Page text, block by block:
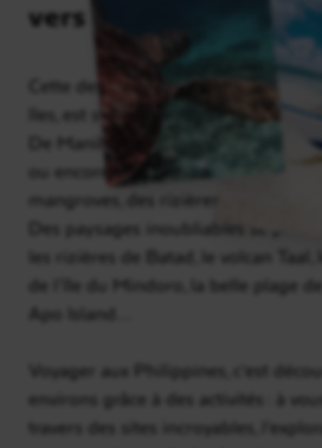
vers d'autres
Cette destination de charme
îles, est synonyme d’exotisme et de
De Manille en passant par El Nido,
ou encore Sagada, vous
mangroves, des rizières, des jungles
Des paysages inoubliables se
les rizières de Batad, le volcan Taal,
de l’île du Mindoro, la belle plage de
Apo Island…
Voyager aux Philippines, c’est
environs grâce à des activités : à
travers des sites incroyables,